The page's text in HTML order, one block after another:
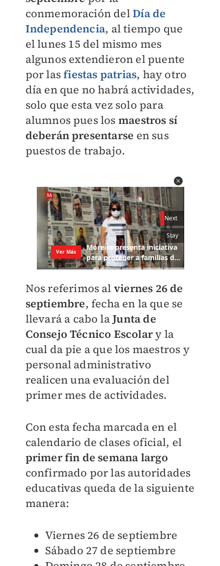
conmemoración delDía de
Independencia, al tiempo que
el lunes 15 del mismo mes
algunos extendieron el puente
por lasfiestas patrias, hay otro
día en que no habrá actividades,
solo que esta vez solo para
alumnos pues los maestros sí
deberán presentarse en sus
puestos de trabajo.
Nos referimos al viernes 26 de
septiembre, fecha en la que se
llevará a cabo laJunta de
Consejo Técnico Escolary la
cual da pie a que los maestros y
personal administrativo
realicen una evaluación del
primer mes de actividades.
Con esta fecha marcada en el
calendario de clases oficial, el
primer fin de semana largo
confirmado por las autoridades
educativas queda de la siguiente
manera:
Viernes 26 de septiembre
Sábado 27 de septiembre